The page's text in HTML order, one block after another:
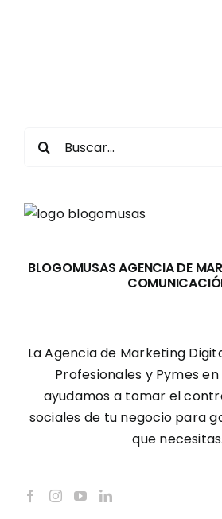
Buscar:
BLOGOMUSAS AGENCIA DE
La Agencia de Marketing
Profesionales y Pymes
ayudamos a tomar el
sociales de tu negocio para
que necesitas.